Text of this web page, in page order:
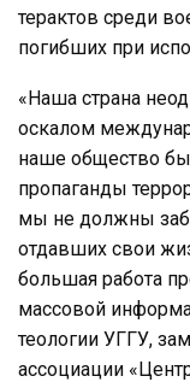
терактов среди
погибших при
«Наша страна
оскалом
наше общество
пропаганды
мы не должны
отдавших свои
большая работа
массовой
теологии УГГУ,
ассоциации